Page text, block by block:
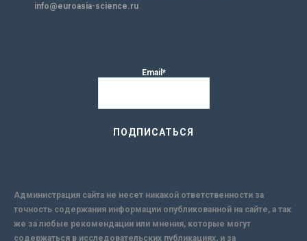
info@euroasia-science.ru
Email*
Администрация сайта не несет никакой ответственности за
точность содержания информации опубликованной на сайте, а так
же за любые рекомендации или мнения, которые могут
содержаться в исследовательских публикациях, и за